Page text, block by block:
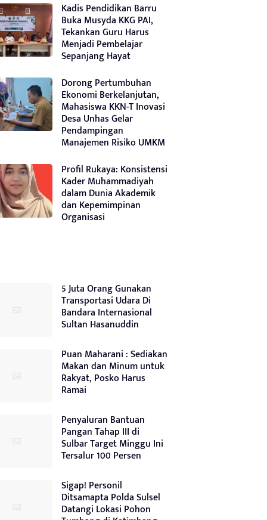
Kadis Pendidikan Barru
Buka Musyda KKG PAI,
Tekankan Guru Harus
Menjadi Pembelajar
Sepanjang Hayat
Dorong Pertumbuhan
Ekonomi Berkelanjutan,
Mahasiswa KKN-T Inovasi
Desa Unhas Gelar
Pendampingan
Manajemen Risiko UMKM
Profil Rukaya: Konsistensi
Kader Muhammadiyah
dalam Dunia Akademik
dan Kepemimpinan
Organisasi
5 Juta Orang Gunakan
Transportasi Udara Di
Bandara Internasional
Sultan Hasanuddin
Puan Maharani : Sediakan
Makan dan Minum untuk
Rakyat, Posko Harus
Ramai
Penyaluran Bantuan
Pangan Tahap III di
Sulbar Target Minggu Ini
Tersalur 100 Persen
Sigap! Personil
Ditsamapta Polda Sulsel
Datangi Lokasi Pohon